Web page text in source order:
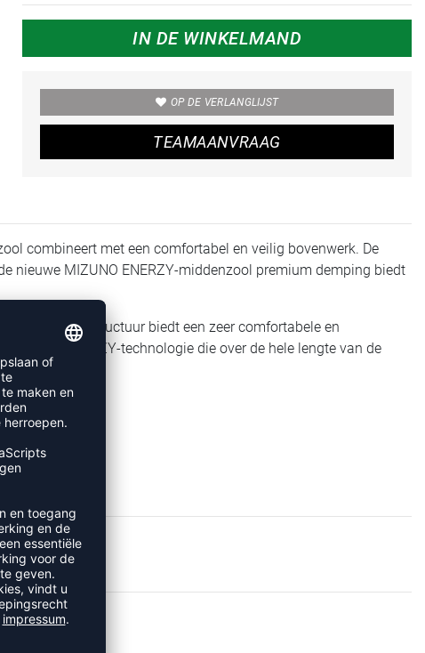
IN DE WINKELMAND
OP DE VERLANGLIJST
TEAMAANVRAAG
combineert met een comfortabel en veilig bovenwerk. De
nieuwe MIZUNO ENERZY-middenzool premium demping biedt
bootie structuur biedt een zeer comfortabele en
ENERZY-technologie die over de hele lengte van de